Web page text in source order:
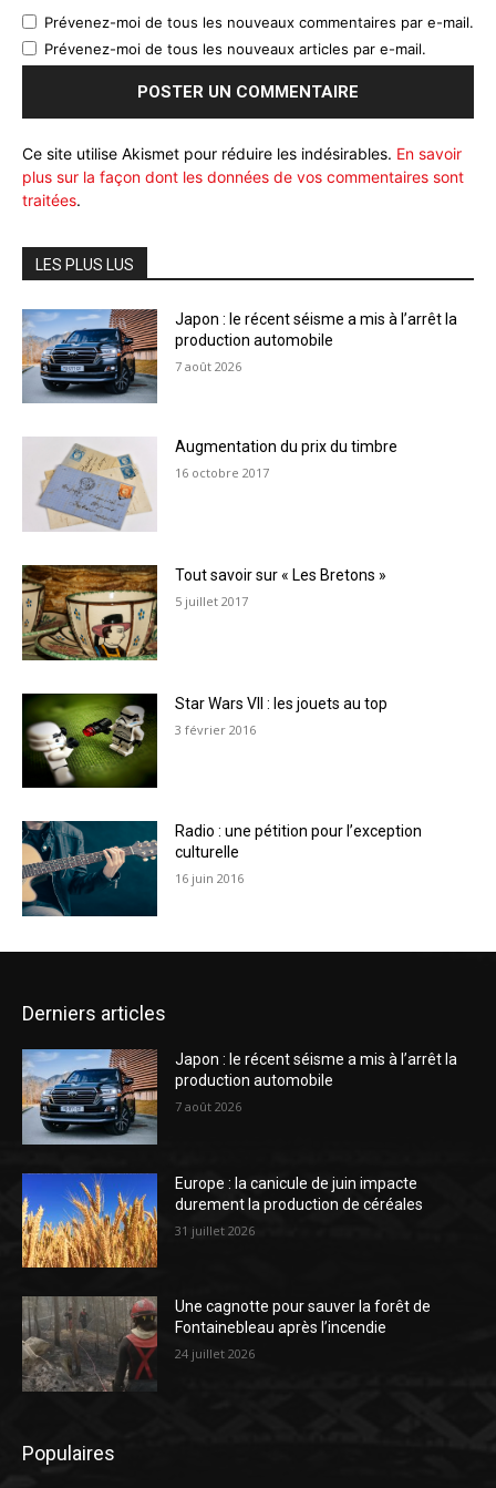
Prévenez-moi de tous les nouveaux commentaires par e-mail.
Prévenez-moi de tous les nouveaux articles par e-mail.
Ce site utilise Akismet pour réduire les indésirables. En savoir
plus sur la façon dont les données de vos commentaires sont
traitées.
LES PLUS LUS
Japon : le récent séisme a mis à l’arrêt la
production automobile
7 août 2026
Augmentation du prix du timbre
16 octobre 2017
Tout savoir sur « Les Bretons »
5 juillet 2017
Star Wars VII : les jouets au top
3 février 2016
Radio : une pétition pour l’exception
culturelle
16 juin 2016
Derniers articles
Japon : le récent séisme a mis à l’arrêt la
production automobile
7 août 2026
Europe : la canicule de juin impacte
durement la production de céréales
31 juillet 2026
Une cagnotte pour sauver la forêt de
Fontainebleau après l’incendie
24 juillet 2026
Populaires